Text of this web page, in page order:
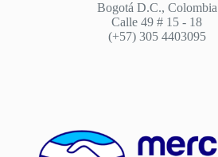
Bogotá D.C., Colombia
Calle 49 # 15 - 18
(+57) 305 4403095